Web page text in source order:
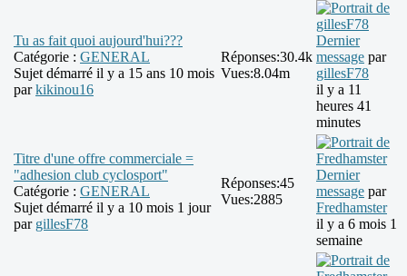
Tu as fait quoi aujourd'hui???
Catégorie : GENERAL
Sujet démarré il y a 15 ans 10 mois
parkikinou16
Réponses:30.4k
Vues:8.04m
Dernier
message par
gillesF78
il y a 11
heures 41
minutes
Titre d'une offre commerciale =
"adhesion club cyclosport"
Catégorie : GENERAL
Sujet démarré il y a 10 mois 1 jour
par gillesF78
Réponses:45
Vues:2885
Dernier
message par
Fredhamster
il y a 6 mois 1
semaine